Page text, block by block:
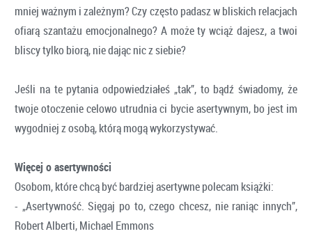
mniej ważnym i zależnym? Czy często padasz w bliskich relacjach
ofiarą szantażu emocjonalnego? A może ty wciąż dajesz, a twoi
bliscy tylko biorą, nie dając nic z siebie?
Jeśli na te pytania odpowiedziałeś „tak”, to bądź świadomy, że
twoje otoczenie celowo utrudnia ci bycie asertywnym, bo jest im
wygodniej z osobą, którą mogą wykorzystywać.
Więcej o asertywności
Osobom, które chcą być bardziej asertywne polecam książki:
- „Asertywność. Sięgaj po to, czego chcesz, nie raniąc innych”,
Robert Alberti, Michael Emmons